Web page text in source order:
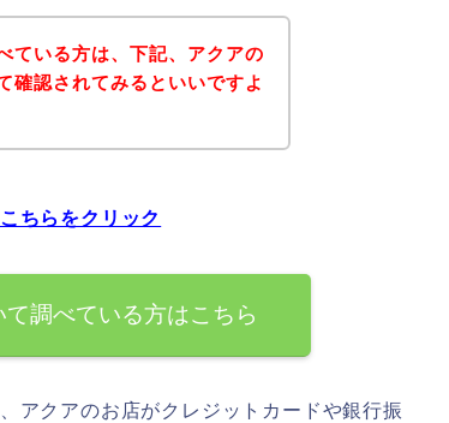
ている方は、下記、アクアの
確認されてみるといいですよ
ちらをクリック
調べている方はこちら
アクアのお店がクレジットカードや銀行振